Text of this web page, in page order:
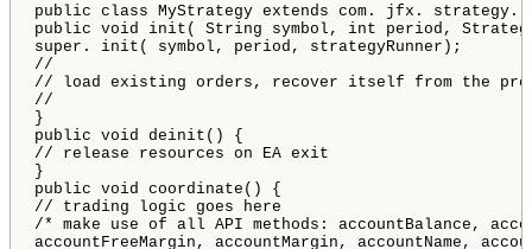
public class MyStrategy extends com . jfx . strategy .
public void init ( String symbol , int period ,
super . init ( symbol , period , strategyRunner ) ;
//
// load existing orders, recover itself from the
//
}
public void deinit ( )
{
// release resources on EA exit
}
public void coordinate ( )
{
// trading logic goes here
/* make use of all API methods: accountBalance,
accountFreeMargin, accountMargin, accountName,